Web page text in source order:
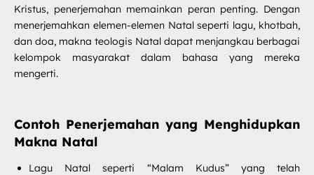
Kristus, penerjemahan memainkan peran penting. Dengan
menerjemahkan elemen-elemen Natal seperti lagu, khotbah,
dan doa, makna teologis Natal dapat menjangkau berbagai
kelompok masyarakat dalam bahasa yang mereka
mengerti.
Contoh Penerjemahan yang Menghidupkan
Makna Natal
Lagu Natal seperti “Malam Kudus” yang telah